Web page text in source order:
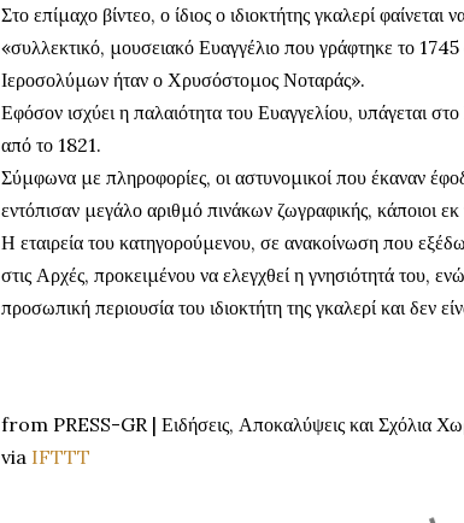
Στο επίμαχο βίντεο, ο ίδιος ο ιδιοκτήτης γκαλερί φαίνεται
«συλλεκτικό, μουσειακό Ευαγγέλιο που γράφτηκε το
Ιεροσολύμων ήταν ο Χρυσόστομος Νοταράς».
Εφόσον ισχύει η παλαιότητα του Ευαγγελίου, υπάγεται
από το 1821.
Σύμφωνα με πληροφορίες, οι αστυνομικοί που έκαναν
εντόπισαν μεγάλο αριθμό πινάκων ζωγραφικής, κάποιοι εκ
Η εταιρεία του κατηγορούμενου, σε ανακοίνωση που
στις Αρχές, προκειμένου να ελεγχθεί η γνησιότητά του,
προσωπική περιουσία του ιδιοκτήτη της γκαλερί και δεν
from PRESS-GR | Ειδήσεις, Αποκαλύψεις και Σχόλια
via IFTTT